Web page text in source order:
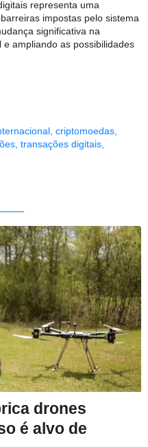
representa uma
impostas pelo sistema
significativa na
ampliando as possibilidades
criptomoedas
transações digitais
drones
é alvo de